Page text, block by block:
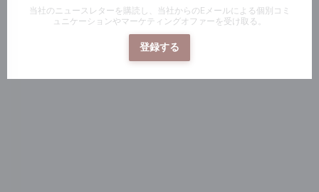
当社のニュースレターを購読し、当社からのEメールによる個別コミ
ュニケーションやマーケティングオファーを受け取る。
登録する